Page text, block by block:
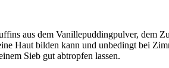
aus dem Vanillepuddingpulver, dem
Haut bilden kann und unbedingt bei
Sieb gut abtropfen lassen.